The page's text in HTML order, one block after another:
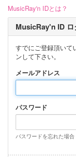
MusicRay'n IDとは？
MusicRay'n ID ロ
すでにご登録頂いて
ンして下さい。
メールアドレス
パスワード
パスワードを忘れた場合